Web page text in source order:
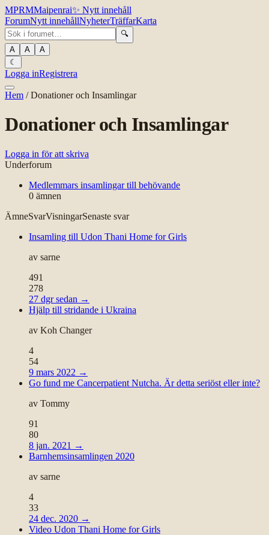
MPRMMaipenrai✨ Nytt innehåll
ForumNytt innehållNyheterTräffarKarta
🔍
A
A
A
☾
Logga inRegistrera
Hem /Donationer och Insamlingar
Donationer och Insamlingar
Logga in för att skriva
Underforum
Medlemmars insamlingar till behövande
0 ämnen
ÄmneSvarVisningarSenaste svar
Insamling till Udon Thani Home for Girls
av sarne
491
278
27 dgr sedan →
Hjälp till stridande i Ukraina
av Koh Changer
4
54
9 mars 2022 →
Go fund me Cancerpatient Nutcha. Är detta seriöst eller inte?
av Tommy
91
80
8 jan. 2021 →
Barnhemsinsamlingen 2020
av sarne
4
33
24 dec. 2020 →
Video Udon Thani Home for Girls